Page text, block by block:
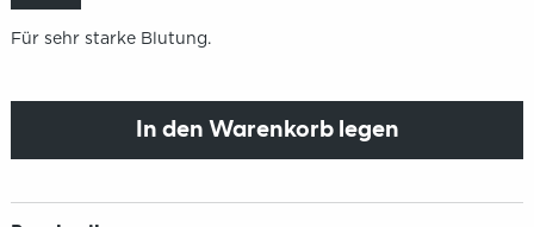
Für sehr starke Blutung.
In den Warenkorb legen